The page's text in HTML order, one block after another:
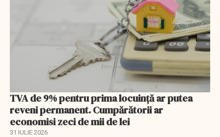
TVA de 9% pentru prima locuință ar putea
reveni permanent. Cumpărătorii ar
economisi zeci de mii de lei
31 IULIE 2026